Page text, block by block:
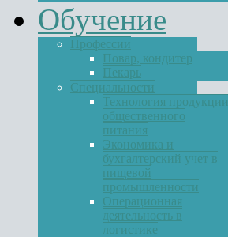
Обучение
Профессии
Повар, кондитер
Пекарь
Специальности
Технология продукции
общественного
питания
Экономика и
бухгалтерский учет в
пищевой
промышленности
Операционная
деятельность в
логистике